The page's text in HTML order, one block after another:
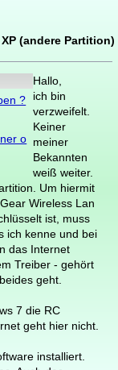
(andere Partition)
?
o
Hallo,
ich bin
verzweifelt.
Keiner
meiner
Bekannten
weiß weiter.
Um hiermit
Wireless Lan
ist, muss
ich kenne und bei
das Internet
Treiber - gehört
geht.
7 die RC
geht hier nicht.
installiert.